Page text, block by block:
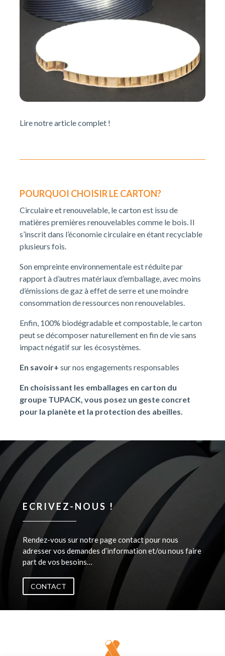
Lire notre article complet !
POURQUOI CHOISIR LE CARTON?
Circulaire et renouvelable, le carton est issu de
matières premières renouvelables comme le bois. Il
s’inscrit dans l’économie circulaire en étant recyclable
plusieurs fois.
Son empreinte environnementale est réduite par
rapport à d’autres matériaux d’emballage, avec moins
d’émissions de gaz à effet de serre et une moindre
consommation de ressources non renouvelables.
Enfin, 100% biodégradable et compostable, le carton
peut se décomposer naturellement en fin de vie sans
impact négatif sur les écosystèmes.
En savoir+ sur nos engagements responsables
En choisissant les emballages en carton du
groupe TUPACK, vous posez un geste concret
pour la planète et la protection des abeilles.
 Partagez cet article !
ECRIVEZ-NOUS !
Rendez-vous sur notre page contact pour nous
adresser vos demandes d’information et/ou nous faire
part de vos besoins…
CONTACT